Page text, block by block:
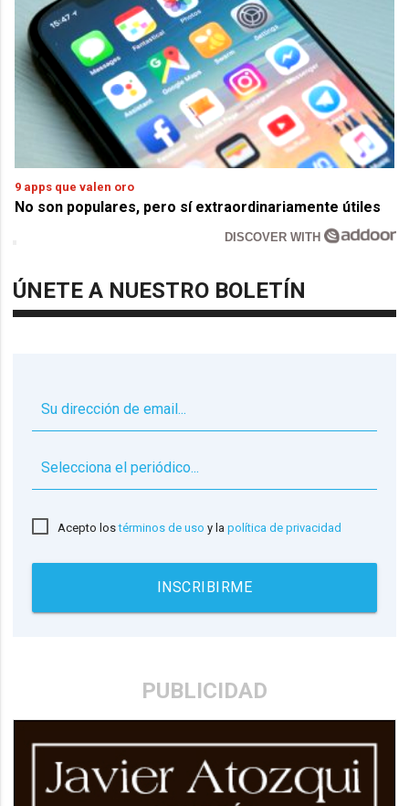
9 apps que valen oro
No son populares, pero sí extraordinariamente útiles
DISCOVER WITH
ÚNETE A NUESTRO BOLETÍN
Acepto lostérminos de uso y lapolítica de privacidad
INSCRIBIRME
PUBLICIDAD